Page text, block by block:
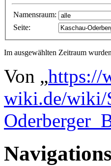
Namensraum:
Seite:
Im ausgewählten Zeitraum
Von „https://
wiki.de/wiki/